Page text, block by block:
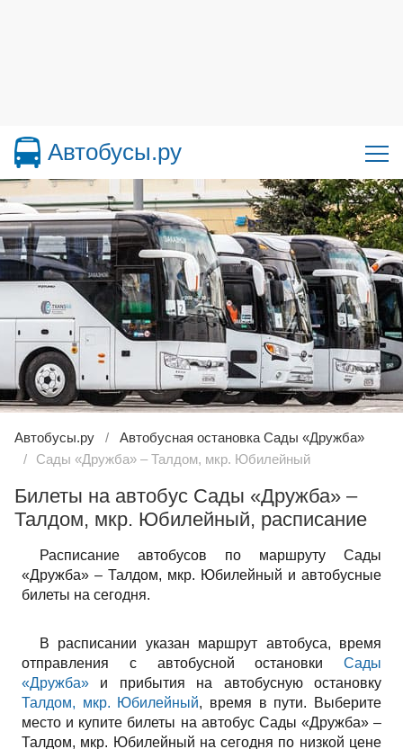
Автобусы.ру
Автобусы.ру
Автобусная остановка Сады «Дружба»
Сады «Дружба» – Талдом, мкр. Юбилейный
Билеты на автобус Сады «Дружба» –
Талдом, мкр. Юбилейный, расписание
Расписание автобусов по маршруту Сады
«Дружба» – Талдом, мкр. Юбилейный и автобусные
билеты на сегодня.
В расписании указан маршрут автобуса, время
отправления с автобусной остановки Сады
«Дружба» и прибытия на автобусную остановку
Талдом, мкр. Юбилейный, время в пути. Выберите
место и купите билеты на автобус Сады «Дружба» –
Талдом, мкр. Юбилейный на сегодня по низкой цене